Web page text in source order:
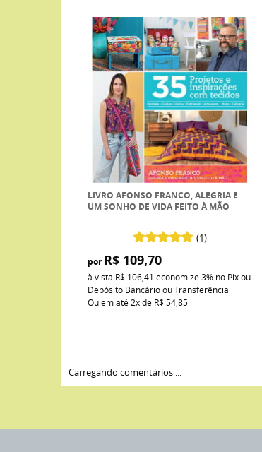
LIVRO AFONSO FRANCO, ALEGRIA E
UM SONHO DE VIDA FEITO À MÃO
(1)
por R$ 109,70
à vista R$ 106,41 economize3% no Pix ou
Depósito Bancário ou Transferência
Ou em até 2xde R$ 54,85
Carregando comentários ...